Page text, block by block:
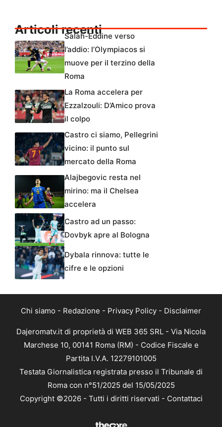
Articoli recenti
Salah-Eddine verso
l’addio: l’Olympiacos si
muove per il terzino della
Roma
La Roma accelera per
Ezzalzouli: D’Amico prova
il colpo
Castro ci siamo, Pellegrini
vicino: il punto sul
mercato della Roma
Alajbegovic resta nel
mirino: ma il Chelsea
accelera
Castro ad un passo:
Dovbyk apre al Bologna
Dybala rinnova: tutte le
cifre e le opzioni
Chi siamo - Redazione - Privacy Policy - Disclaimer
Dajeromatv.it di proprietà di WEB 365 SRL - Via Nicola
Marchese 10, 00141 Roma (RM) - Codice Fiscale e
Partita I.V.A. 12279101005
Testata Giornalistica registrata presso il Tribunale di
Roma con n°51/2025 del 15/05/2025
Copyright ©2026 - Tutti i diritti riservati - Contattaci